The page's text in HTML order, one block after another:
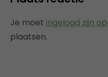
Je moet ingelogd zijn op
plaatsen.